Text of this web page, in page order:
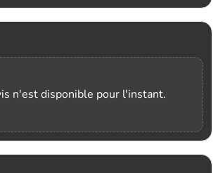
n'est disponible pour l'instant.